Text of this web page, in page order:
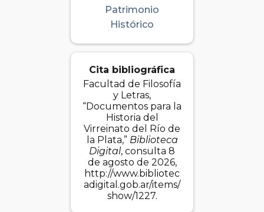
Patrimonio
Histórico
Cita bibliográfica
Facultad de Filosofía
y Letras,
“Documentos para la
Historia del
Virreinato del Río de
la Plata,” Biblioteca
Digital, consulta 8
de agosto de 2026,
http://www.bibliotec
adigital.gob.ar/items/
show/1227.